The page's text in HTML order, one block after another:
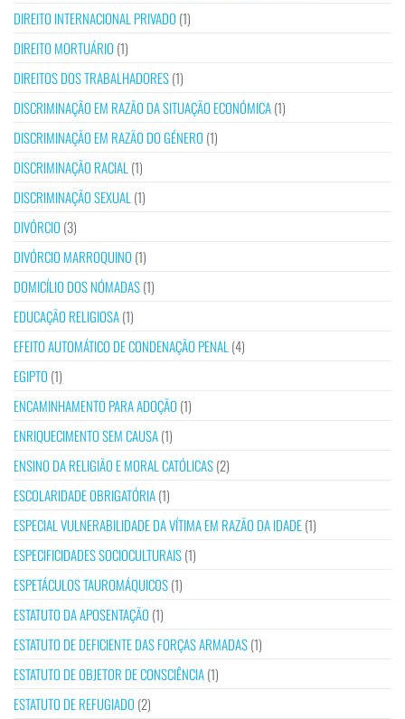
DIREITO INTERNACIONAL PRIVADO (1)
DIREITO MORTUÁRIO (1)
DIREITOS DOS TRABALHADORES(1)
DISCRIMINAÇÃO EM RAZÃO DA SITUAÇÃO ECONÓMICA(1)
DISCRIMINAÇÃO EM RAZÃO DO GÉNERO (1)
DISCRIMINAÇÃO RACIAL (1)
DISCRIMINAÇÃO SEXUAL (1)
DIVÓRCIO (3)
DIVÓRCIO MARROQUINO (1)
DOMICÍLIO DOS NÓMADAS(1)
EDUCAÇÃO RELIGIOSA(1)
EFEITO AUTOMÁTICO DE CONDENAÇÃO PENAL (4)
EGIPTO (1)
ENCAMINHAMENTO PARA ADOÇÃO (1)
ENRIQUECIMENTO SEM CAUSA(1)
ENSINO DA RELIGIÃO E MORAL CATÓLICAS(2)
ESCOLARIDADE OBRIGATÓRIA(1)
ESPECIAL VULNERABILIDADE DA VÍTIMA EM RAZÃO DA IDADE(1)
ESPECIFICIDADES SOCIOCULTURAIS(1)
ESPETÁCULOS TAUROMÁQUICOS(1)
ESTATUTO DA APOSENTAÇÃO (1)
ESTATUTO DE DEFICIENTE DAS FORÇAS ARMADAS(1)
ESTATUTO DE OBJETOR DE CONSCIÊNCIA(1)
ESTATUTO DE REFUGIADO (2)